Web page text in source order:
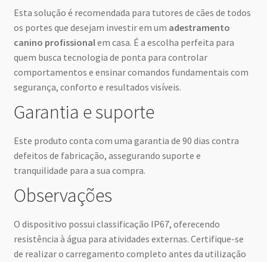
Esta solução é recomendada para tutores de cães de todos
os portes que desejam investir em um adestramento
canino profissionalem casa. É a escolha perfeita para
quem busca tecnologia de ponta para controlar
comportamentos e ensinar comandos fundamentais com
segurança, conforto e resultados visíveis.
Garantia e suporte
Este produto conta com uma garantia de 90 dias contra
defeitos de fabricação, assegurando suporte e
tranquilidade para a sua compra.
Observações
O dispositivo possui classificação IP67, oferecendo
resistência à água para atividades externas. Certifique-se
de realizar o carregamento completo antes da utilização